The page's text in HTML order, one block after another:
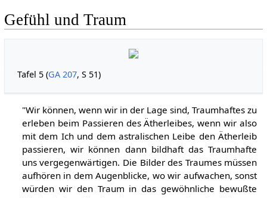
Gefühl und Traum
Tafel 5 (GA 207, S 51)
"Wir können, wenn wir in der Lage sind, Traumhaftes zu
erleben beim Passieren des Ätherleibes, wenn wir also
mit dem Ich und dem astralischen Leibe den Ätherleib
passieren, wir können dann bildhaft das Traumhafte
uns vergegenwärtigen. Die Bilder des Traumes müssen
aufhören in dem Augenblicke, wo wir aufwachen, sonst
würden wir den Traum in das gewöhnliche bewußte